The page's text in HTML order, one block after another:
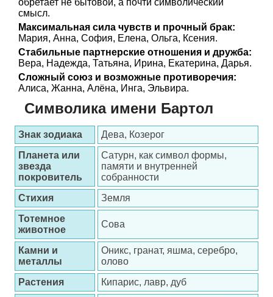
обретает не бытовой, а почти символический
смысл.
Максимальная сила чувств и прочный брак:
Мария, Анна, София, Елена, Ольга, Ксения.
Стабильные партнерские отношения и дружба:
Вера, Надежда, Татьяна, Ирина, Екатерина, Дарья.
Сложный союз и возможные противоречия:
Алиса, Жанна, Алёна, Инга, Эльвира.
Символика имени Бартол
Знак зодиака
Дева, Козерог
Планета или
звезда
покровитель
Сатурн, как символ формы,
памяти и внутренней
собранности
Стихия
Земля
Тотемное
животное
Сова
Камни и
металлы
Оникс, гранат, яшма, серебро,
олово
Растения
Кипарис, лавр, дуб